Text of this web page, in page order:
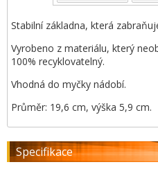
Stabilní základna, která
Vyrobeno z materiálu, který
100% recyklovatelný.
Vhodná do myčky nádobí.
Průměr: 19,6 cm, výška 5,9 cm.
Specifikace